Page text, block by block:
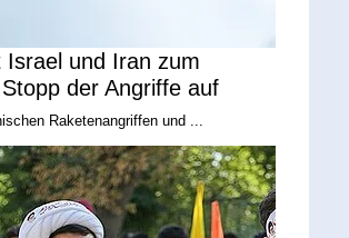
Israel und Iran zum
der Angriffe auf
Raketenangriffen und ...